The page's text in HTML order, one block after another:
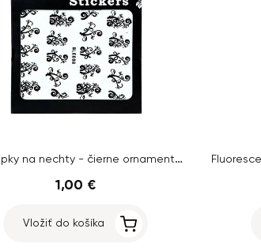
Vodolepky na nechty - čierne ornamenty rastlín
1,00 €
Vložiť do košíka